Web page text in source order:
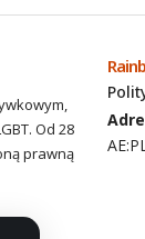
Od 28
prawną